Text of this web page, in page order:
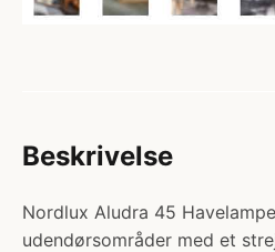
Beskrivelse
Nordlux Aludra 45
udendørsområder med et